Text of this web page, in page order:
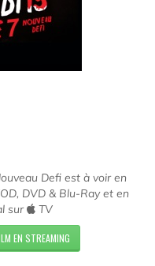
Defi est à voir en
DVD & Blu-Ray et en
sur
TV
EN STREAMING